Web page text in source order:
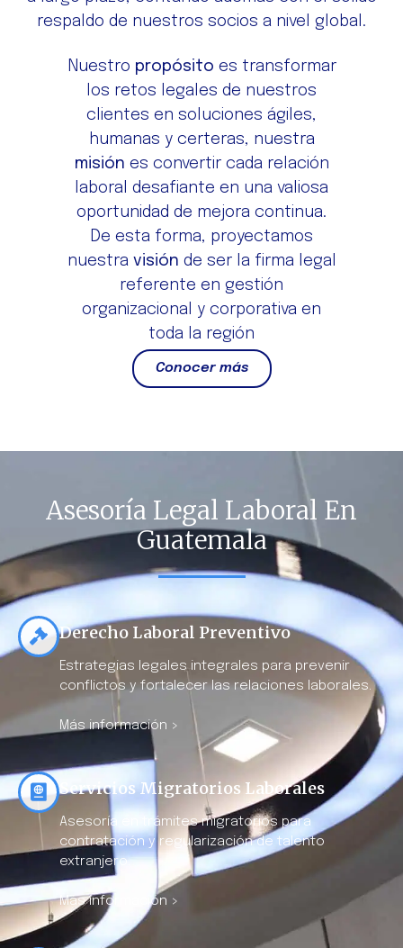
respaldo de nuestros socios a nivel global.
Nuestro propósito es transformar
los retos legales de nuestros
clientes en soluciones ágiles,
humanas y certeras, nuestra
misión es convertir cada relación
laboral desafiante en una valiosa
oportunidad de mejora continua.
De esta forma, proyectamos
nuestra visión de ser la firma legal
referente en gestión
organizacional y corporativa en
toda la región
Conocer más
Asesoría Legal Laboral En
Guatemala
Derecho Laboral Preventivo
Estrategias legales integrales para prevenir
conflictos y fortalecer las relaciones laborales.
Más información >
Servicios Migratorios Laborales
Asesoría en trámites migratorios para
contratación y regularización de talento
extranjero.
Más información >